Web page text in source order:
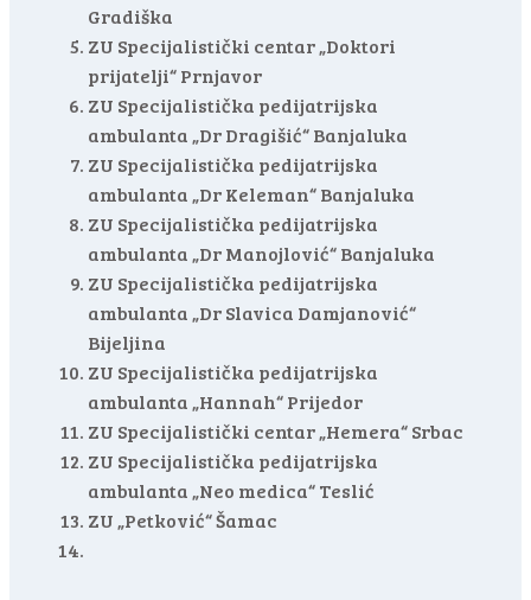
Gradiška
ZU Specijalistički centar „Doktori
prijatelji“ Prnjavor
ZU Specijalistička pedijatrijska
ambulanta „Dr Dragišić“ Banjaluka
ZU Specijalistička pedijatrijska
ambulanta „Dr Keleman“ Banjaluka
ZU Specijalistička pedijatrijska
ambulanta „Dr Manojlović“ Banjaluka
ZU Specijalistička pedijatrijska
ambulanta „Dr Slavica Damjanović“
Bijeljina
ZU Specijalistička pedijatrijska
ambulanta „Hannah“ Prijedor
ZU Specijalistički centar „Hemera“ Srbac
ZU Specijalistička pedijatrijska
ambulanta „Neo medica“ Teslić
ZU „Petković“ Šamac